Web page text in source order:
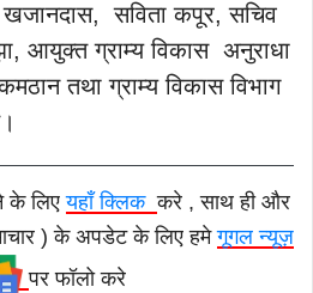
सविता कपूर, सचिव
आयुक्त ग्राम्य विकास अनुराधा
तथा ग्राम्य विकास विभाग
के लिएयहाँ क्लिककरे , साथ ही और
) के अपडेट के लिए हमेगूगल न्यूज़
पर फॉलो करे